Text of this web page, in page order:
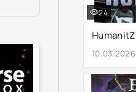
HumanitZ
10.03.2026
24